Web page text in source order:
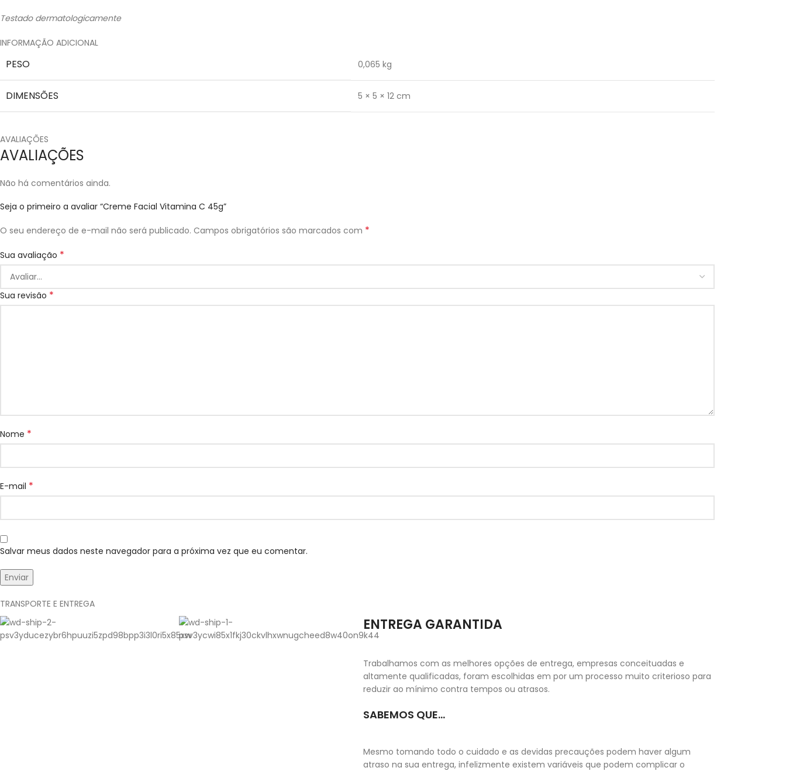
Testado dermatologicamente
INFORMAÇÃO ADICIONAL
PESO 0,065 kg
DIMENSÕES 5 × 5 × 12 cm
AVALIAÇÕES
AVALIAÇÕES
Não há comentários ainda.
Seja o primeiro a avaliar “Creme Facial Vitamina C 45g”
O seu endereço de e-mail não será publicado. Campos obrigatórios são marcados com *
Sua avaliação *
Sua revisão *
Nome *
E-mail *
Salvar meus dados neste navegador para a próxima vez que eu comentar.
TRANSPORTE E ENTREGA
ENTREGA GARANTIDA
Trabalhamos com as melhores opções de entrega, empresas conceituadas e
altamente qualificadas, foram escolhidas em por um processo muito criterioso para
reduzir ao mínimo contra tempos ou atrasos.
SABEMOS QUE...
Mesmo tomando todo o cuidado e as devidas precauções podem haver algum
atraso na sua entrega, infelizmente existem variáveis que podem complicar o